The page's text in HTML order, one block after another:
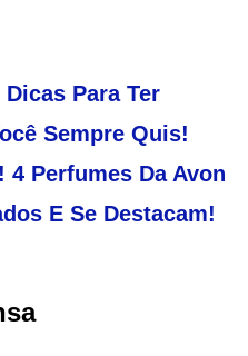
Para Ter
Sempre Quis!
4 Perfumes Da Avon
E Se Destacam!